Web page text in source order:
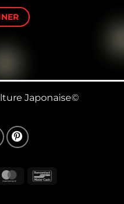
Japonaise©
MasterCard